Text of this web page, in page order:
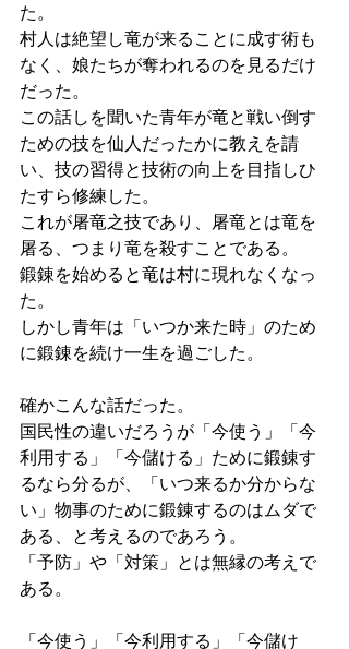
た。
村人は絶望し竜が来ることに成す術も
なく、娘たちが奪われるのを見るだけ
だった。
この話しを聞いた青年が竜と戦い倒す
ための技を仙人だったかに教えを請
い、技の習得と技術の向上を目指しひ
たすら修練した。
これが屠竜之技であり、屠竜とは竜を
屠る、つまり竜を殺すことである。
鍛錬を始めると竜は村に現れなくなっ
た。
しかし青年は「いつか来た時」のため
に鍛錬を続け一生を過ごした。
確かこんな話だった。
国民性の違いだろうが「今使う」「今
利用する」「今儲ける」ために鍛錬す
るなら分るが、「いつ来るか分からな
い」物事のために鍛錬するのはムダで
ある、と考えるのであろう。
「予防」や「対策」とは無縁の考えで
ある。
「今使う」「今利用する」「今儲け